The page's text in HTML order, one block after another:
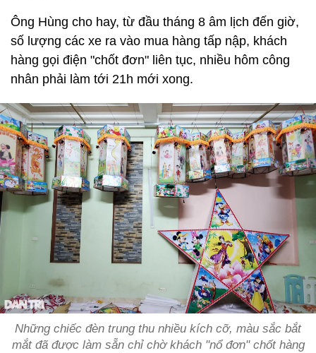
Ông Hùng cho hay, từ đầu tháng 8 âm lịch đến giờ,
số lượng các xe ra vào mua hàng tấp nập, khách
hàng gọi điện "chốt đơn" liên tục, nhiều hôm công
nhân phải làm tới 21h mới xong.
Những chiếc đèn trung thu nhiều kích cỡ, màu sắc bắt
mắt đã được làm sẵn chỉ chờ khách "nổ đơn" chốt hàng